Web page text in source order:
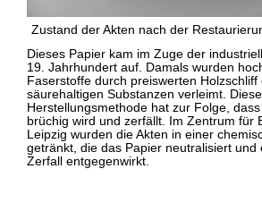
Zustand der Akten nach der
Dieses Papier kam im Zuge der
19. Jahrhundert auf. Damals wurden
Faserstoffe durch preiswerten
säurehaltigen Substanzen verleimt. Diese
Herstellungsmethode hat zur Folge,
brüchig wird und zerfällt. Im Zentrum für
Leipzig wurden die Akten in einer
getränkt, die das Papier neutralisiert und
Zerfall entgegenwirkt.